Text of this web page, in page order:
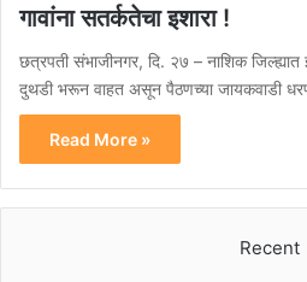
गावांना सतर्कतेचा इशारा !
छत्रपती संभाजीनगर, दि. २७ – नाशिक जिल्ह्यात
दुथडी भरून वाहत असून पैठणच्या जायकवाडी
Read More »
Recent